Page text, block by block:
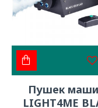
Пушек
LIGHT4ME